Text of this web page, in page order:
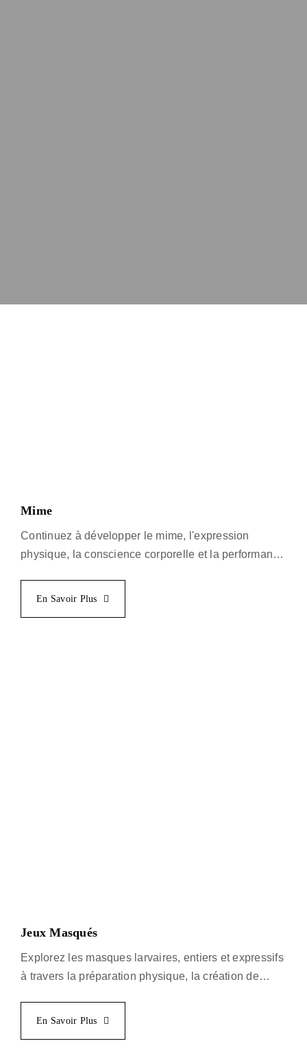
Mime
Continuez à développer le mime, l'expression
physique, la conscience corporelle et la performance
En Savoir Plus
Jeux Masqués
Explorez les masques larvaires, entiers et expressifs
à travers la préparation physique, la création de
En Savoir Plus